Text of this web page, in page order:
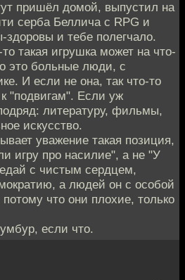
пришёл домой, выпустил на
серба Беллича с RPG и
и тебе полегчало.
такая игрушка может на что-
это больные люди, с
И если не она, так что-то
"подвигам". Если уж
литературу, фильмы,
искусство.
уважение такая позиция,
игру про насилие", а не "У
с чистым сердцем,
а людей он с особой
что они плохие, только
если что.